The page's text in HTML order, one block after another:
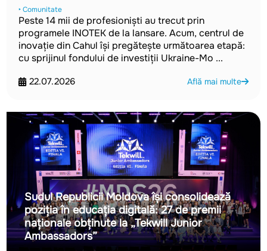
‣ Comunitate
Peste 14 mii de profesioniști au trecut prin
programele INOTEK de la lansare. Acum, centrul de
inovație din Cahul își pregătește următoarea etapă:
cu sprijinul fondului de investiții Ukraine-Mo ...
22.07.2026 Află mai multe
Sudul Republicii Moldova își consolidează
poziția în educația digitală: 27 de premii
naționale obținute la „Tekwill Junior
Ambassadors”